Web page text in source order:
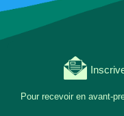
Pour recevoir en avant-